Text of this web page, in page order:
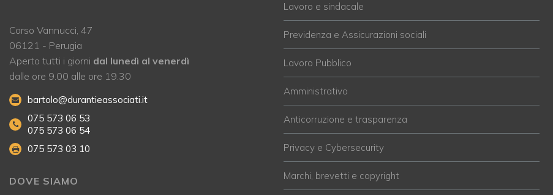
Corso Vannucci, 47
06121 - Perugia
Aperto tutti i giorni dal lunedì al venerdì
dalle ore 9.00 alle ore 19.30
bartolo@durantieassociati.it
075 573 06 53
075 573 06 54
075 573 03 10
DOVE SIAMO
Lavoro e sindacale
Previdenza e Assicurazioni sociali
Lavoro Pubblico
Amministrativo
Anticorruzione e trasparenza
Privacy e Cybersecurity
Marchi, brevetti e copyright